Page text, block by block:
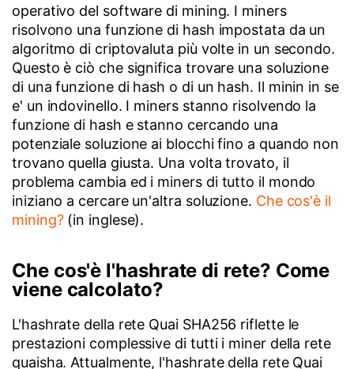
operativo del software di mining. I miners
risolvono una funzione di hash impostata da un
algoritmo di criptovaluta più volte in un secondo.
Questo è ciò che significa trovare una soluzione
di una funzione di hash o di un hash. Il minin in se
e' un indovinello. I miners stanno risolvendo la
funzione di hash e stanno cercando una
potenziale soluzione ai blocchi fino a quando non
trovano quella giusta. Una volta trovato, il
problema cambia ed i miners di tutto il mondo
iniziano a cercare un'altra soluzione. Che cos'è il
mining?(in inglese).
Che cos'è l'hashrate di rete? Come
viene calcolato?
L'hashrate della rete Quai SHA256 riflette le
prestazioni complessive di tutti i miner della rete
quaisha. Attualmente, l'hashrate della rete Quai